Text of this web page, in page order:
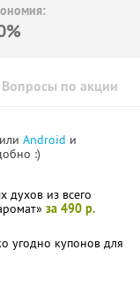
Вопросы по акции
или Android и
:)
духов из всего
за 490 р.
угодно купонов для